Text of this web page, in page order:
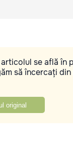
se află în
să încercați
original